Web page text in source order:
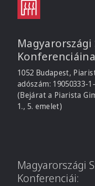
1052 Budapest,
adószám: 19050333-
(Bejárat a Piarista
1., 5. emelet)
Magyarországi
Konferenciái: